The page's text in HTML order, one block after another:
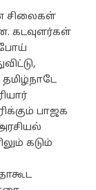
சிலைகள்
கடவுளர்கள்
பாஜக
கடும்